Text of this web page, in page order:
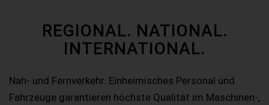
REGIONAL. NATIONAL.
INTERNATIONAL.
Nah- und Fernverkehr. Einheimisches Personal und
Fahrzeuge garantieren höchste Qualität im Maschinen-,